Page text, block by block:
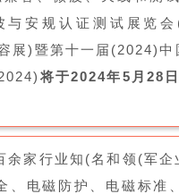
安规认证测试展览
展)暨第十一届(2024)中
将于2024年5月28
余家行业知(名和领(军企
、电磁防护、电磁标准